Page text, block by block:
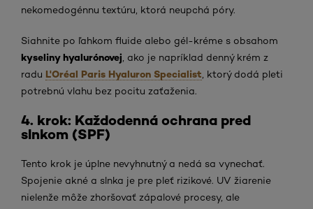
nekomedogénnu textúru, ktorá neupchá póry.
Siahnite po ľahkom fluide alebo gél-kréme s obsahom
kyseliny hyalurónovej , ako je napríklad denný krém z
radu L'Oréal Paris Hyaluron Specialist , ktorý dodá pleti
potrebnú vlahu bez pocitu zaťaženia.
4. krok: Každodenná ochrana pred
slnkom (SPF)
Tento krok je úplne nevyhnutný a nedá sa vynechať.
Spojenie akné a slnka je pre pleť rizikové. UV žiarenie
nielenže môže zhoršovať zápalové procesy, ale